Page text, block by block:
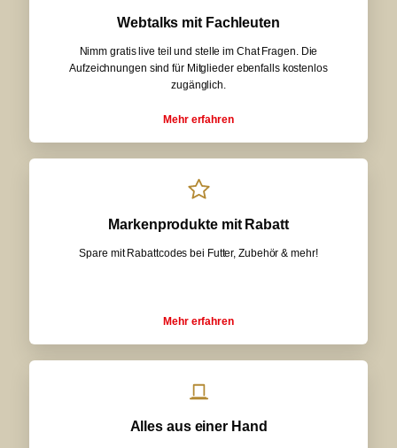
Webtalks mit Fachleuten
Nimm gratis live teil und stelle im Chat Fragen. Die
Aufzeichnungen sind für Mitglieder ebenfalls kostenlos
zugänglich.
Mehr erfahren
Markenprodukte mit Rabatt
Spare mit Rabattcodes bei Futter, Zubehör & mehr!
Mehr erfahren
Alles aus einer Hand